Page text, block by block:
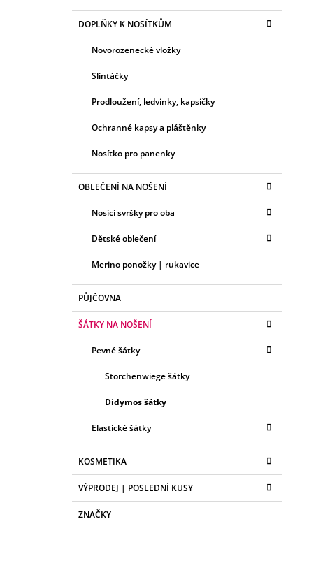
DOPLŇKY K NOSÍTKŮM
Novorozenecké vložky
Slintáčky
Prodloužení, ledvinky, kapsičky
Ochranné kapsy a pláštěnky
Nosítko pro panenky
OBLEČENÍ NA NOŠENÍ
Nosící svršky pro oba
Dětské oblečení
Merino ponožky | rukavice
PŮJČOVNA
ŠÁTKY NA NOŠENÍ
Pevné šátky
Storchenwiege šátky
Didymos šátky
Elastické šátky
KOSMETIKA
VÝPRODEJ | POSLEDNÍ KUSY
ZNAČKY